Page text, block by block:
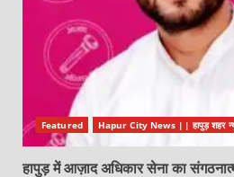
Featured Hapur City News || हापुड़ शहर
हापुड़ में आज़ाद अधिकार सेना का